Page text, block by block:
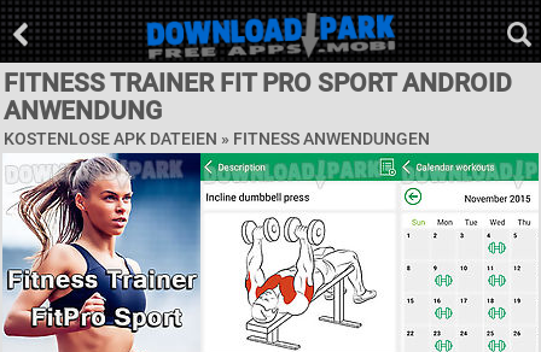
FITNESS TRAINER FIT PRO SPORT ANDROID
ANWENDUNG
KOSTENLOSE APK DATEIEN » FITNESS ANWENDUNGEN